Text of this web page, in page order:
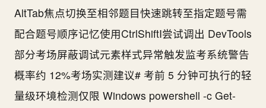
AltTab焦点切换至相邻题目快速跳转至指定题号需
配合题号顺序记忆使用CtrlShiftI尝试调出 DevTools
部分考场屏蔽调试元素样式异常触发监考系统警告
概率约 12%考场实测建议# 考前 5 分钟可执行的轻
量级环境检测仅限 Windows powershell -c Get-